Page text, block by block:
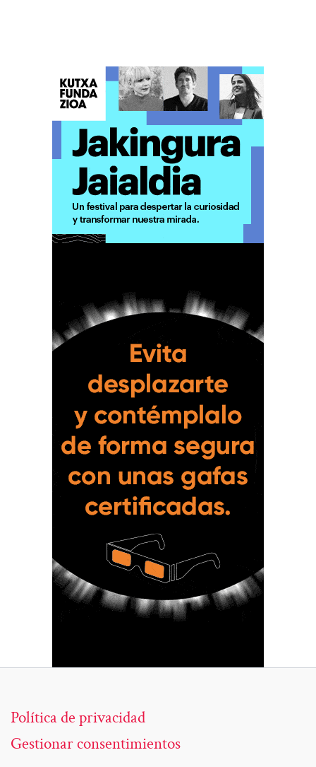
Política de privacidad
Gestionar consentimientos